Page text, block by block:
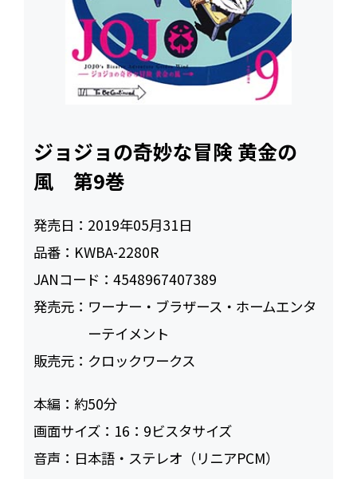
ジョジョの奇妙な冒険 黄金の
風 第9巻
発売日： 2019年05月31日
品番： KWBA-2280R
JANコード：4548967407389
発売元： ワーナー・ブラザース・ホームエンタ
ーテイメント
販売元： クロックワークス
本編： 約50
画面サイズ： 16：9ビスタサイズ
音声： 日本語・ステレオ（リニアPCM）